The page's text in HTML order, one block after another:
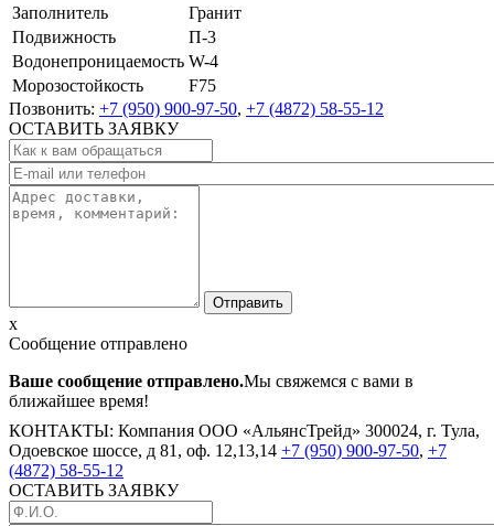
Заполнитель
Гранит
Подвижность
П-3
Водонепроницаемость W-4
Морозостойкость
F75
Позвонить: +7 (950) 900-97-50, +7 (4872) 58-55-12
ОСТАВИТЬ ЗАЯВКУ
x
Сообщение отправлено
Ваше сообщение отправлено.Мы свяжемся с вами в
ближайшее время!
КОНТАКТЫ: Компания ООО «АльянсТрейд» 300024, г. Тула,
Одоевское шоссе, д 81, оф. 12,13,14 +7 (950) 900-97-50, +7
(4872) 58-55-12
ОСТАВИТЬ ЗАЯВКУ